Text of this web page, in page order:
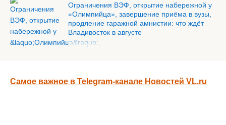
Ограничения ВЭФ, открытие набережной у
«Олимпийца», завершение приёма в вузы,
продление гаражной амнистии: что ждёт
Владивосток в августе
Самое важное в Telegram-канале Новостей VL.ru